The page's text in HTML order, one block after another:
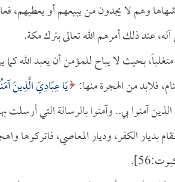
وهم لا يجدون من يبيعهم أو
عند ذلك أمرهم الله تعالى بترك مكة.
بحيث لا يباح للمؤمن أن يعبد الله
فلابد من الهجرة منها: يَا عِبَادِيَ الَّذِينَ
آمنوا بي.. وآمنوا بالرسالة التي أرسلت
بديار الكفر، وديار المعاصي، فاتركوها